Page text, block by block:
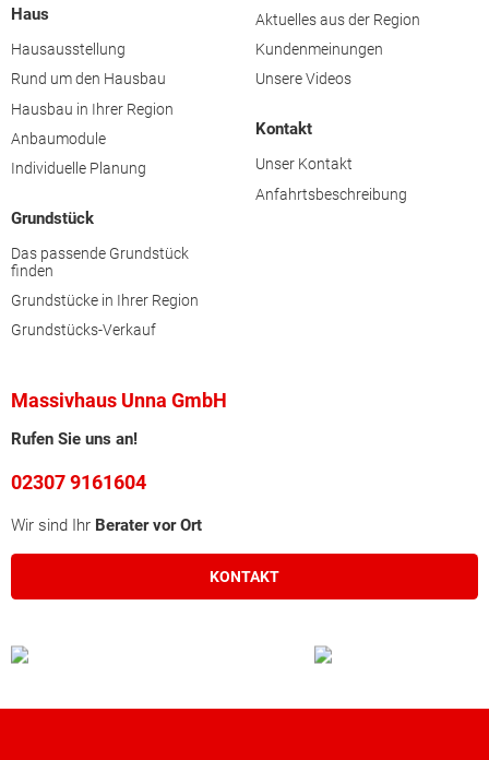
Haus
Hausausstellung
Rund um den Hausbau
Hausbau in Ihrer Region
Anbaumodule
Individuelle Planung
Grundstück
Das passende Grundstück
finden
Grundstücke in Ihrer Region
Grundstücks-Verkauf
Aktuelles aus der Region
Kundenmeinungen
Unsere Videos
Kontakt
Unser Kontakt
Anfahrtsbeschreibung
Massivhaus Unna GmbH
Rufen Sie uns an!
02307 9161604
Wir sind Ihr Berater vor Ort
KONTAKT